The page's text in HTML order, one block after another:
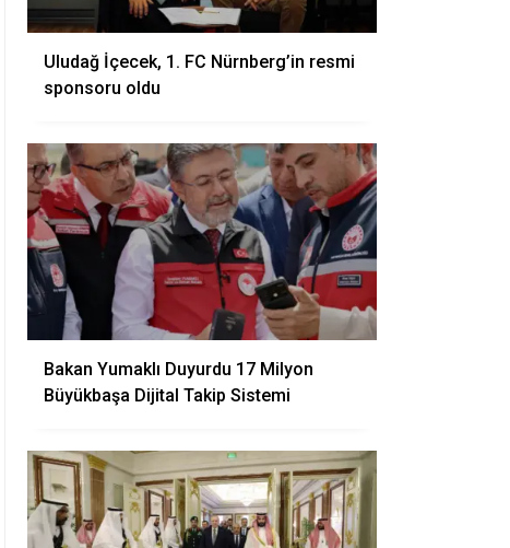
Uludağ İçecek, 1. FC Nürnberg’in resmi
sponsoru oldu
Bakan Yumaklı Duyurdu 17 Milyon
Büyükbaşa Dijital Takip Sistemi